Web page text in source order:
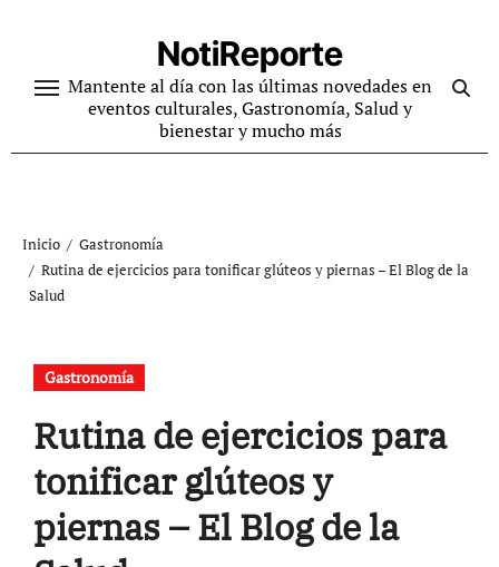
contenido
NotiReporte
Mantente al día con las últimas novedades en
eventos culturales, Gastronomía, Salud y
bienestar y mucho más
Inicio
Gastronomía
Rutina de ejercicios para tonificar glúteos y piernas – El Blog de la
Salud
Gastronomía
Rutina de ejercicios para
tonificar glúteos y
piernas – El Blog de la